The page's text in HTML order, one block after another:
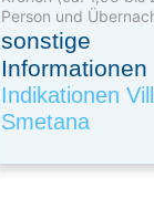
Person und
sonstige
Informationen
Indikationen
Smetana